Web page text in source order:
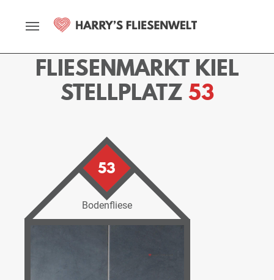
FLIESENMARKT KIEL
STELLPLATZ 53
53
Bodenfliese